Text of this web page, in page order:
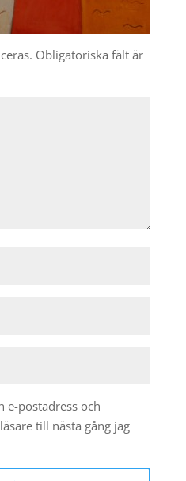
Obligatoriska fält är
e-postadress och
till nästa gång jag